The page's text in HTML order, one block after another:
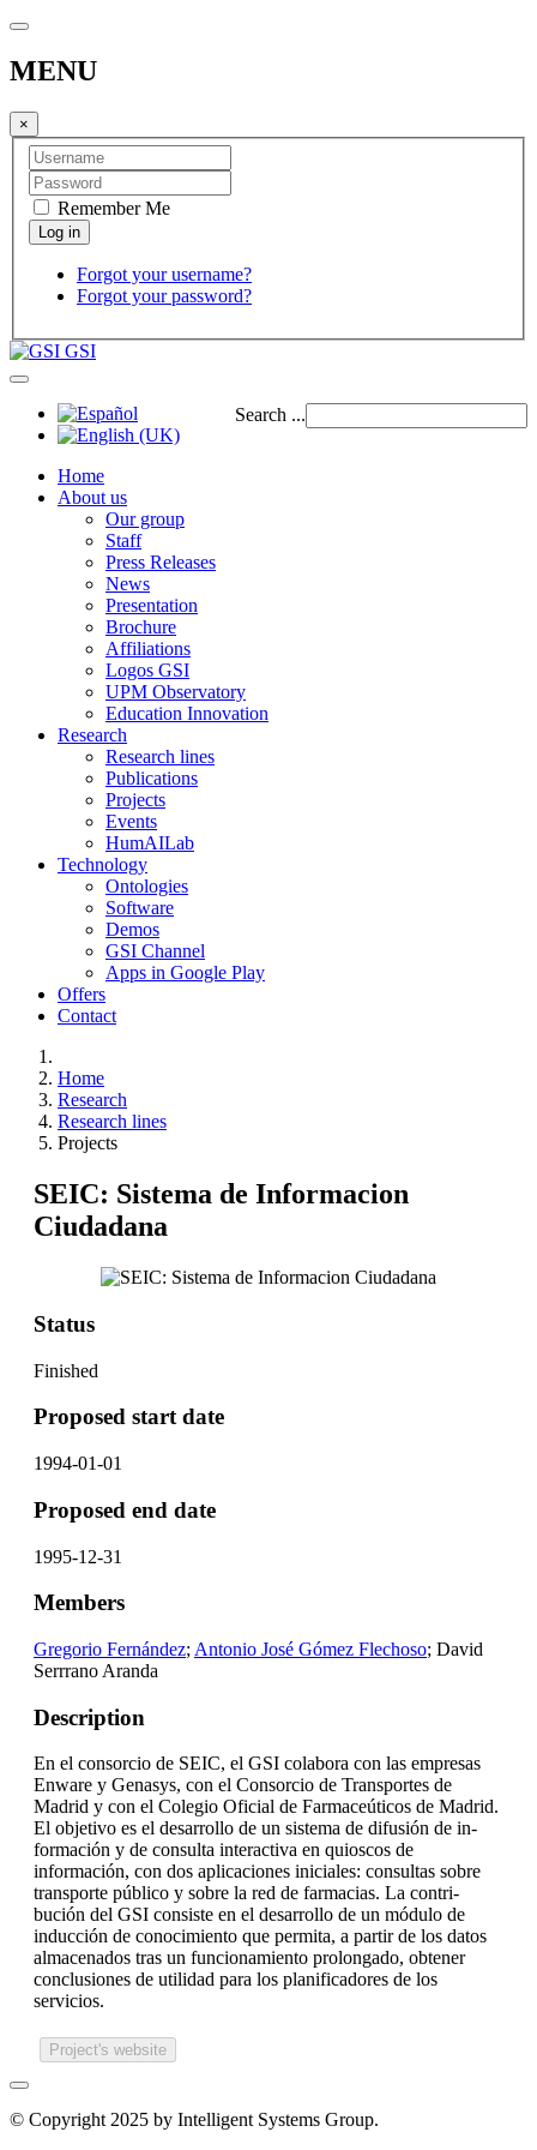
MENU
×
Remember Me
Forgot your username?
Forgot your password?
GSI
Search ...
Home
About us
Our group
Staff
Press Releases
News
Presentation
Brochure
Affiliations
Logos GSI
UPM Observatory
Education Innovation
Research
Research lines
Publications
Projects
Events
HumAILab
Technology
Ontologies
Software
Demos
GSI Channel
Apps in Google Play
Offers
Contact
Home
Research
Research lines
Projects
SEIC: Sistema de Informacion
Ciudadana
Status
Finished
Proposed start date
1994-01-01
Proposed end date
1995-12-31
Members
Gregorio Fernández; Antonio José Gómez Flechoso; David
Serrrano Aranda
Description
En el consorcio de SEIC, el GSI colabora con las empresas
Enware y Genasys, con el Consorcio de Transportes de
Madrid y con el Colegio Oficial de Farmaceúticos de Madrid.
El objetivo es el desarrollo de un sistema de difusión de in-
formación y de consulta interactiva en quioscos de
información, con dos aplicaciones iniciales: consultas sobre
transporte público y sobre la red de farmacias. La contri-
bución del GSI consiste en el desarrollo de un módulo de
inducción de conocimiento que permita, a partir de los datos
almacenados tras un funcionamiento prolongado, obtener
conclusiones de utilidad para los planificadores de los
servicios.
Project's website
© Copyright 2025 by Intelligent Systems Group.